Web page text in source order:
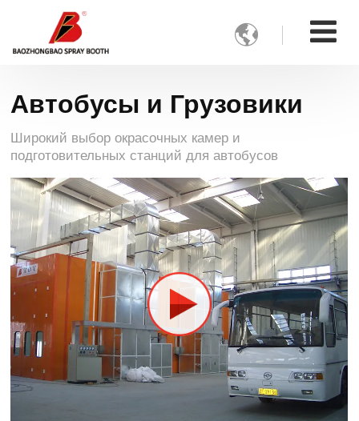

Автобусы и Грузовики
Широкий выбор окрасочных камер и
подготовительных станций для автобусов